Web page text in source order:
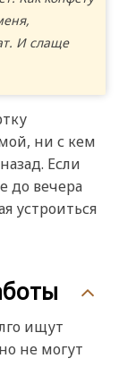
И слаще
ни с кем
Если
до вечера
устроиться
ищут
не могут